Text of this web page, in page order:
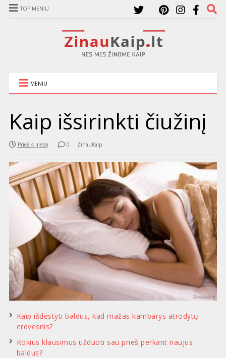
TOP MENIU
MENIU
Kaip išsirinkti čiužinį
Prieš 4 metai 0 ZinauKaip
Kaip išdėstyti baldus, kad mažas kambarys atrodytų
erdvesnis?
Kokius klausimus užduoti sau prieš perkant naujus
baldus?